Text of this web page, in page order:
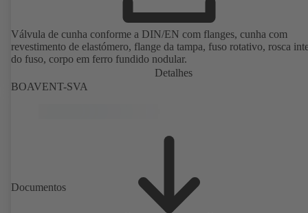
Válvula de cunha conforme a DIN/EN com flanges, cunha com
revestimento de elastómero, flange da tampa, fuso rotativo, rosca
do fuso, corpo em ferro fundido nodular.
Detalhes
BOAVENT-SVA
Documentos